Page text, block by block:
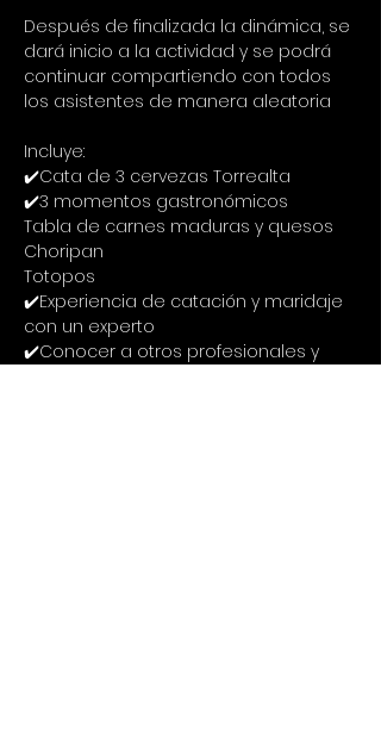
Después de finalizada la dinámica, se
dará inicio a la actividad y se podrá
continuar compartiendo con todos
los asistentes de manera aleatoria
Incluye:
✔️Cata de 3 cervezas Torrealta
✔️3 momentos gastronómicos
Tabla de carnes maduras y quesos
Choripan
Totopos
✔️Experiencia de catación y maridaje
con un experto
✔️Conocer a otros profesionales y